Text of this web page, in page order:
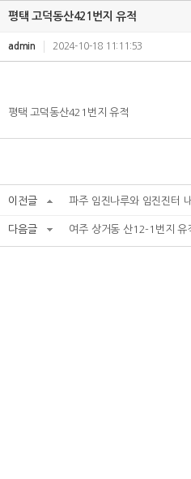
평택 고덕동산421번지 유적
admin 2024-10-18 11:11:53
평택 고덕동산421번지 유적
이전글 파주 임진나루와 임진진터
다음글 여주 상거동 산12-1번지 유